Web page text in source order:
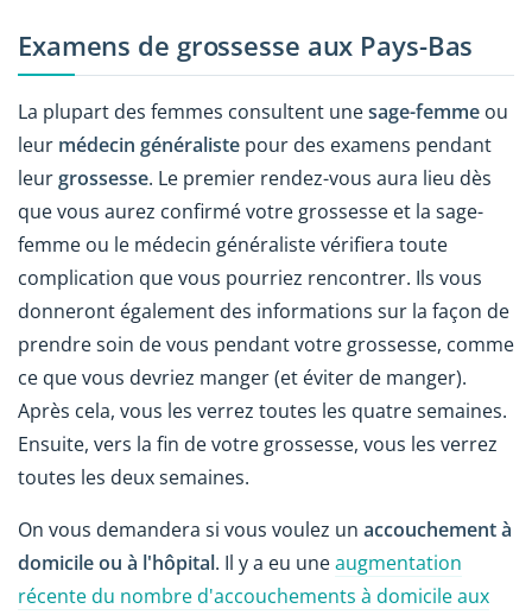
Examens de grossesse aux Pays-Bas
La plupart des femmes consultent unesage-femme ou
leur médecin généraliste pour des examens pendant
leurgrossesse. Le premier rendez-vous aura lieu dès
que vous aurez confirmé votre grossesse et la sage-
femme ou le médecin généraliste vérifiera toute
complication que vous pourriez rencontrer. Ils vous
donneront également des informations sur la façon de
prendre soin de vous pendant votre grossesse, comme
ce que vous devriez manger (et éviter de manger).
Après cela, vous les verrez toutes les quatre semaines.
Ensuite, vers la fin de votre grossesse, vous les verrez
toutes les deux semaines.
On vous demandera si vous voulez un accouchement à
domicile ou à l'hôpital. Il y a eu uneaugmentation
récente du nombre d'accouchements à domicile aux